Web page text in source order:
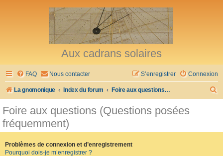
Aux cadrans solaires
FAQ Nous contacter Connexion
S’enregistrer
La gnomonique Index du forum Foire aux questions (Questions posées fréquemment)
Foire aux questions (Questions posées
fréquemment)
Problèmes de connexion et d’enregistrement
Pourquoi dois-je m’enregistrer ?